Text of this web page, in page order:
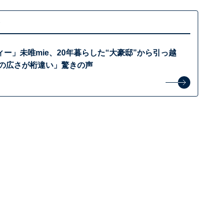
ー」未唯mie、20年暮らした“大豪邸”から引っ越
広さが桁違い」驚きの声